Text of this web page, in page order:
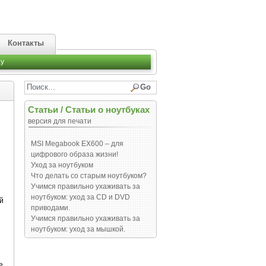
Контакты
Статьи/ Статьи о ноутбуках
версия для печати
MSI Megabook EX600 – для
цифрового образа жизни!
Уход за ноутбуком
Что делать со старым ноутбуком?
Учимся правильно ухаживать за
ноутбуком: уход за СD и DVD
приводами.
Учимся правильно ухаживать за
ноутбуком: уход за мышкой.